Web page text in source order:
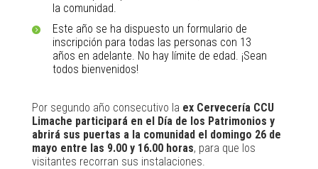
la comunidad.
Este año se ha dispuesto un formulario de
inscripción para todas las personas con 13
años en adelante. No hay límite de edad. ¡Sean
todos bienvenidos!
Por segundo año consecutivo la ex Cervecería CCU
Limache participará en el Día de los Patrimonios y
abrirá sus puertas a la comunidad el domingo 26 de
mayo entre las 9.00 y 16.00 horas, para que los
visitantes recorran sus instalaciones.